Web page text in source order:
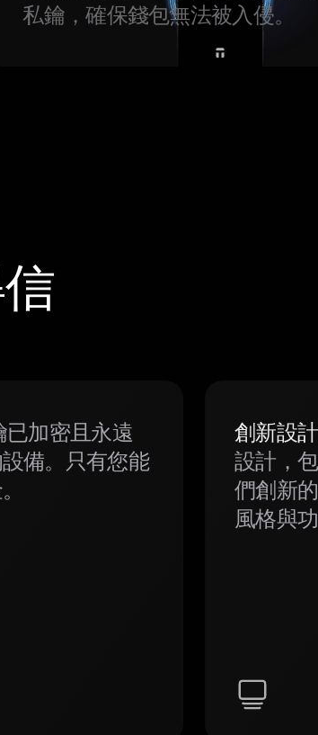
私鑰，確保錢包無法被入侵。
已加密且永遠
備。只有您能
創新設
設計，
們創新
風格與